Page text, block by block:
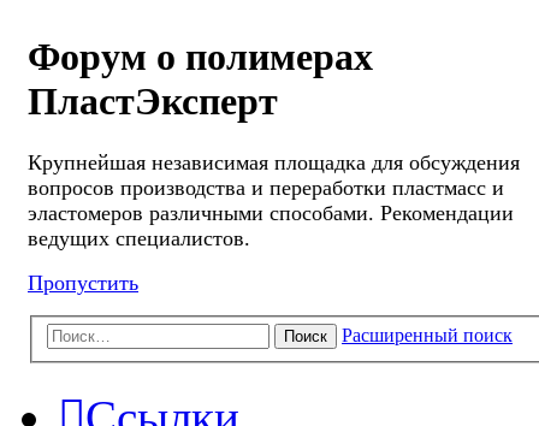
Форум о полимерах
ПластЭксперт
Крупнейшая независимая площадка для обсуждения
вопросов производства и переработки пластмасс и
эластомеров различными способами. Рекомендации
ведущих специалистов.
Пропустить
Поиск Расширенный поиск